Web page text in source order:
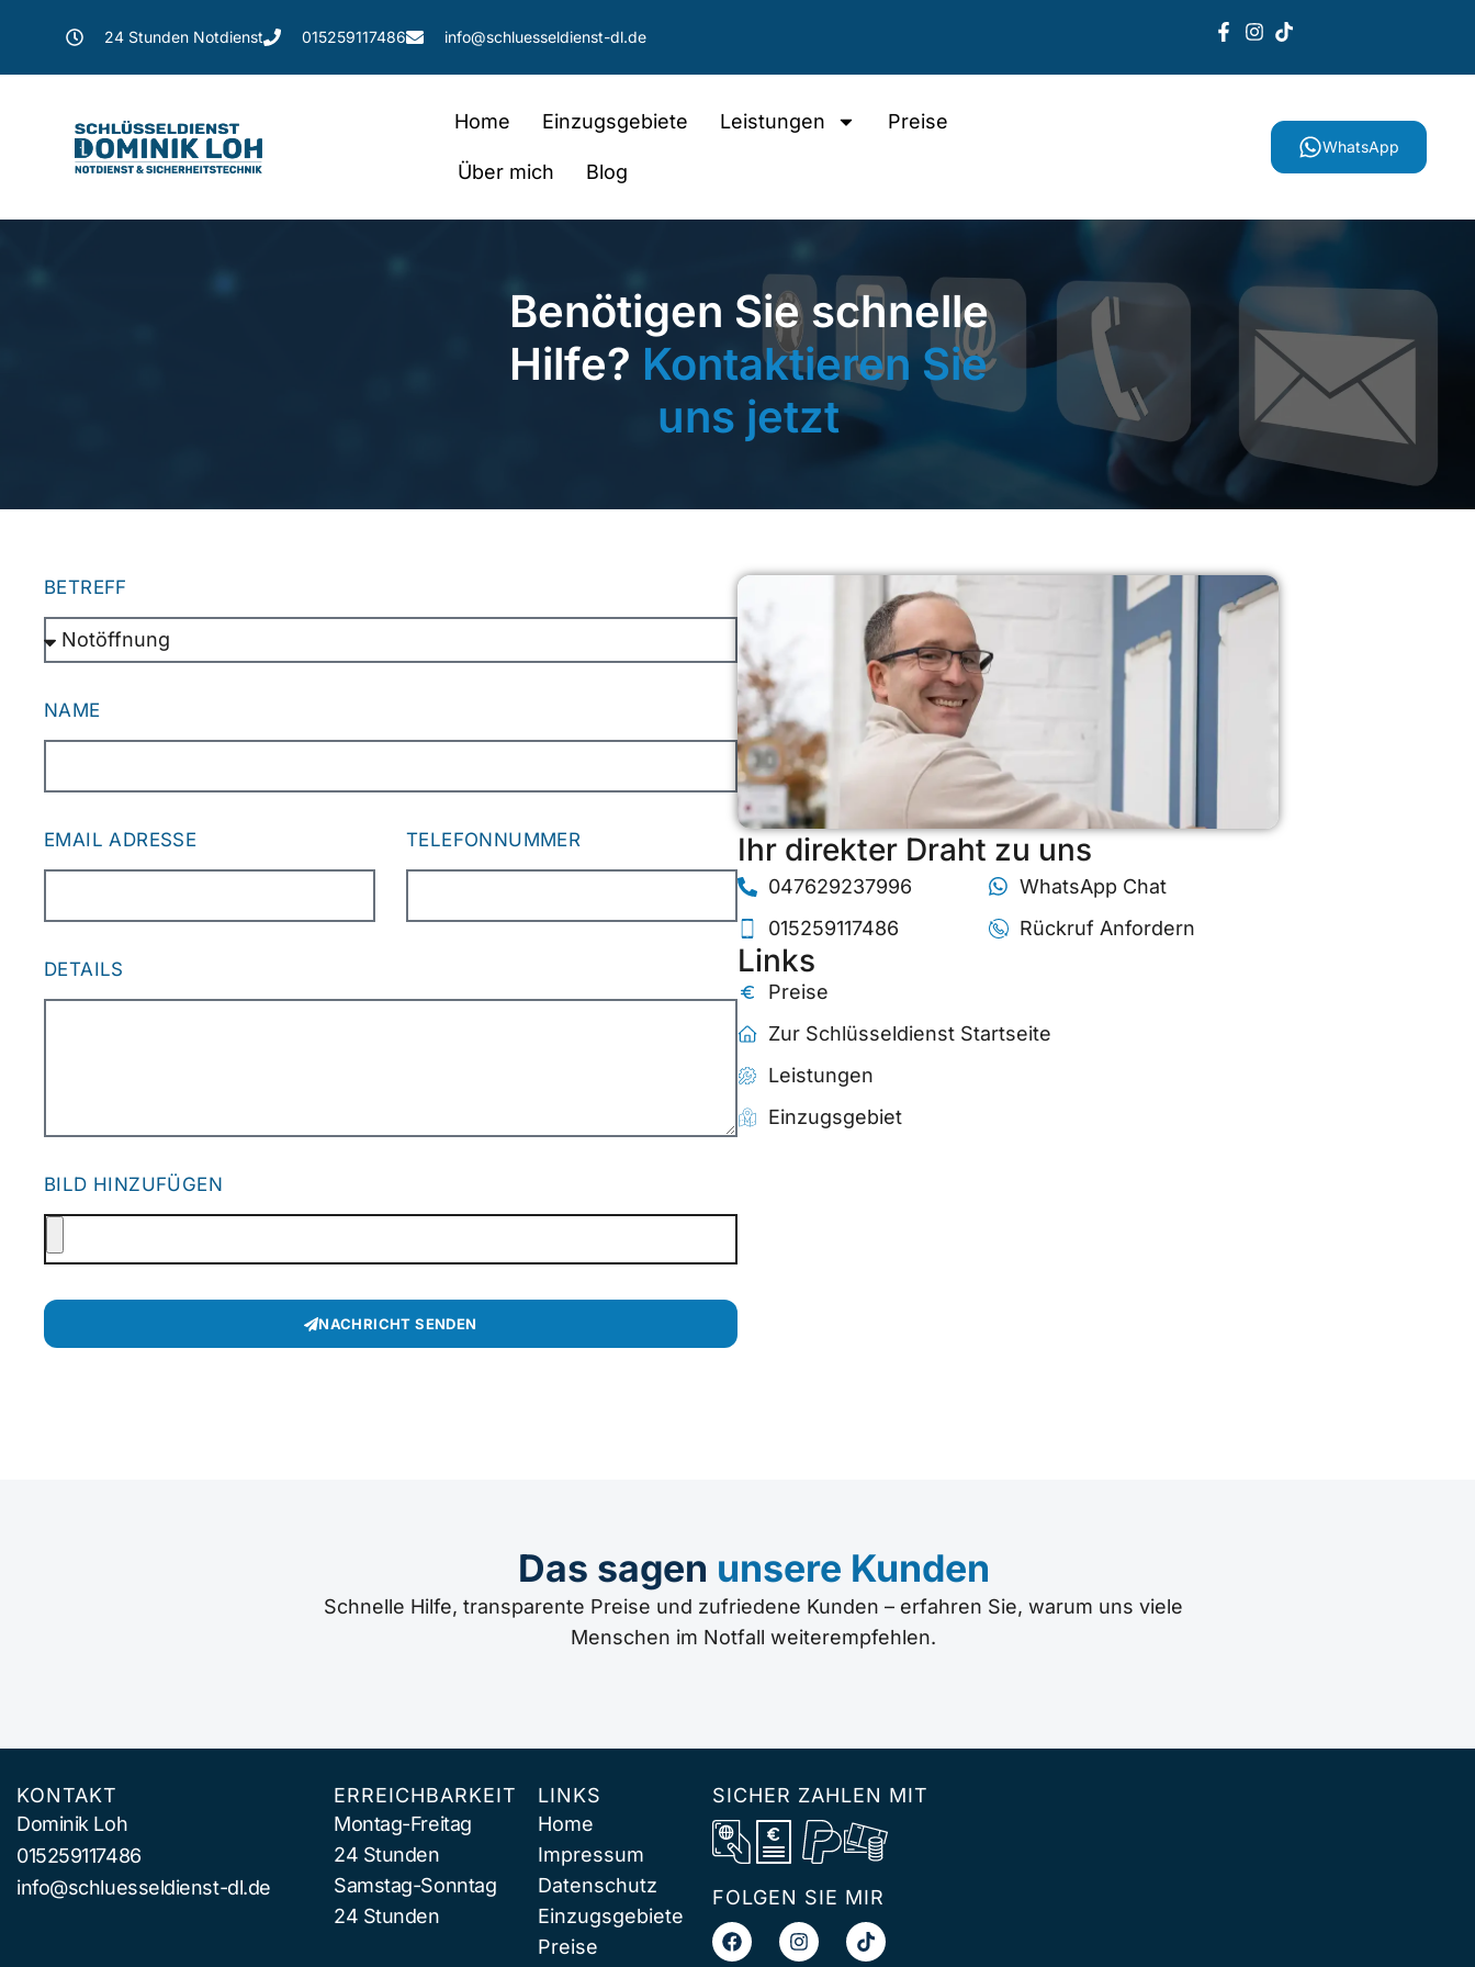
24 Stunden Notdienst 015259117486 info@schluesseldienst-dl.de
Home Einzugsgebiete Leistungen Preise
Über mich Blog
WhatsApp
Benötigen Sie schnelle
Hilfe? Kontaktieren Sie
uns jetzt
BETREFF
NAME
EMAIL ADRESSE TELEFONNUMMER
DETAILS
BILD HINZUFÜGEN
NACHRICHT SENDEN
Ihr direkter Draht zu uns
047629237996
015259117486
WhatsApp Chat
Rückruf Anfordern
Links
Preise
Zur Schlüsseldienst Startseite
Leistungen
Einzugsgebiet
Das sagen unsere Kunden
Schnelle Hilfe, transparente Preise und zufriedene Kunden – erfahren Sie, warum uns viele
Menschen im Notfall weiterempfehlen.
KONTAKT
Dominik Loh
015259117486
info@schluesseldienst-dl.de
ERREICHBARKEIT
Montag-Freitag
24 Stunden
Samstag-Sonntag
24 Stunden
LINKS
Home
Impressum
Datenschutz
Einzugsgebiete
Preise
SICHER ZAHLEN MIT
FOLGEN SIE MIR